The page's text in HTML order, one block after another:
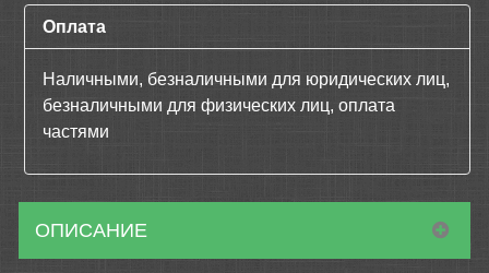
Оплата
Наличными, безналичными для юридических лиц,
безналичными для физических лиц, оплата
частями
ОПИСАНИЕ